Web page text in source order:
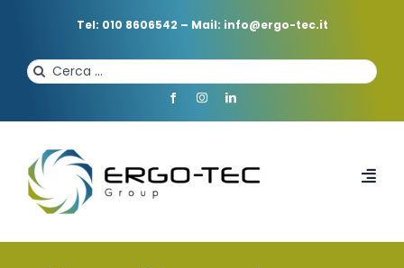
Tel: 010 8606542 – Mail: info@ergo-tec.it
Cerca
per:
HOME